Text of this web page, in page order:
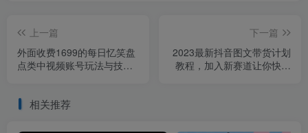
上一篇
外面收费1699的每日忆笑盘
点类中视频账号玩法与技
下一篇
2023最新抖音图文带货计划
教程，加入新赛道让你快速
相关推荐